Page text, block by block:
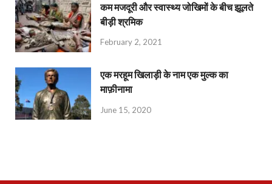
कम मजदूरी और स्वास्थ्य जोखिमों के बीच झूलते
बीड़ी श्रमिक
February 2, 2021
एक मरहूम खिलाड़ी के नाम एक मुल्क का
माफ़ीनामा
June 15, 2020